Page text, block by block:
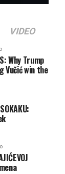
VIDEO
Why Trump
Vučić win the